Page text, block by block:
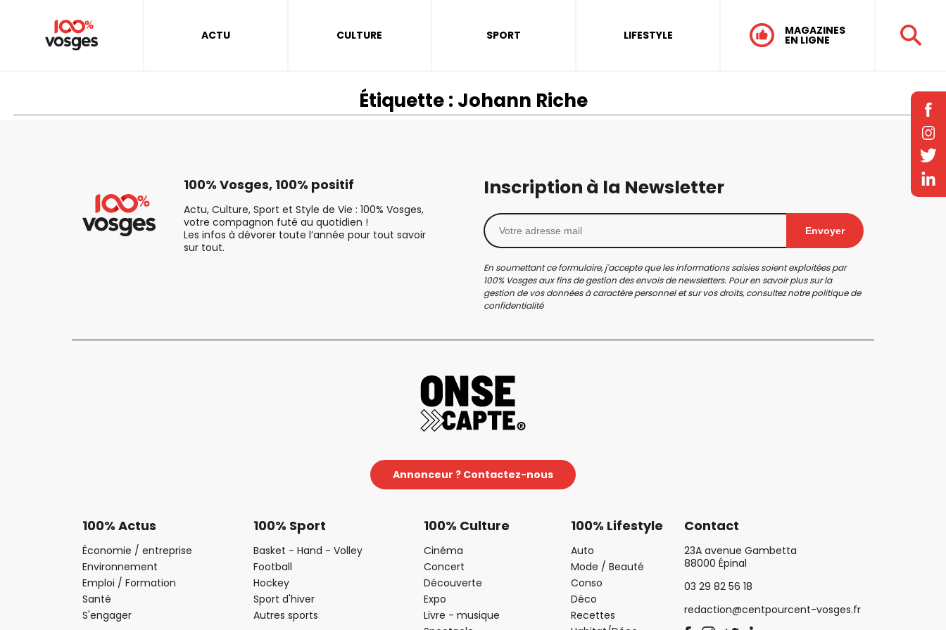
ACTU CULTURE SPORT LIFESTYLE MAGAZINES
EN LIGNE
Étiquette : Johann Riche
100% Vosges, 100% positif
Actu, Culture, Sport et Style de Vie : 100% Vosges,
votre compagnon futé au quotidien !
Les infos à dévorer toute l’année pour tout savoir
sur tout.
Inscription à la Newsletter
Envoyer
En soumettant ce formulaire, j'accepte que les informations saisies soient exploitées par
100% Vosges aux fins de gestion des envois de newsletters. Pour en savoir plus sur la
gestion de vos données à caractère personnel et sur vos droits, consultez notrepolitique de
confidentialité
Annonceur ? Contactez-nous
100% Actus
Économie / entreprise
Environnement
Emploi / Formation
Santé
S'engager
100% Sport
Basket - Hand - Volley
Football
Hockey
Sport d'hiver
Autres sports
100% Culture
Cinéma
Concert
Découverte
Expo
Livre - musique
100% Lifestyle
Auto
Mode / Beauté
Conso
Déco
Recettes
Contact
23A avenue Gambetta
88000 Épinal
03 29 82 56 18
redaction@centpourcent-vosges.fr